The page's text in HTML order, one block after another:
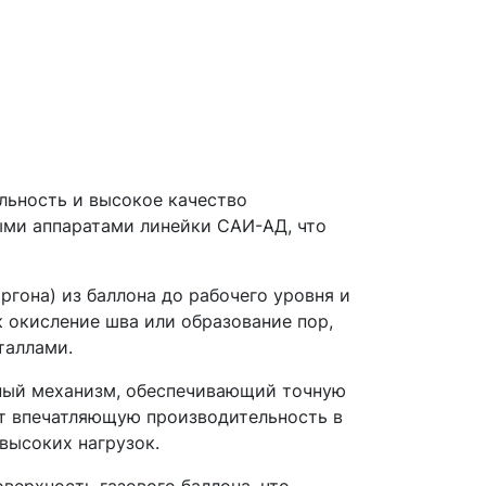
и высокое качество
аппаратами линейки САИ-АД, что
из баллона до рабочего уровня и
окисление шва или образование пор,
механизм, обеспечивающий точную
впечатляющую производительность в
нагрузок.